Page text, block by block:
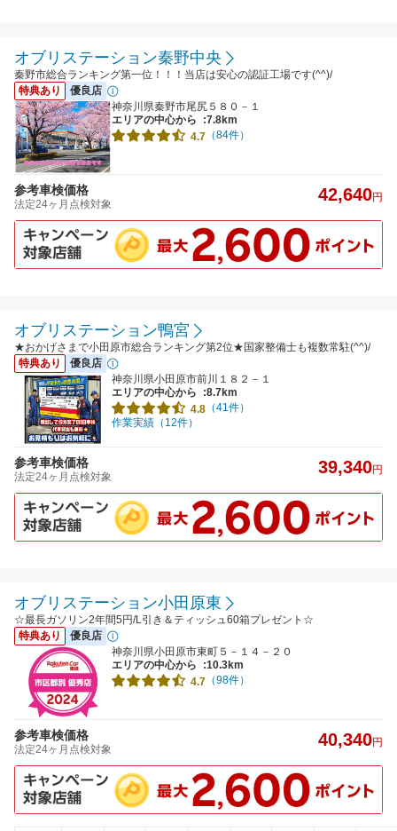
オブリステーション秦野中央
秦野市総合ランキング第一位！！！当店は安心の認証工場です(^^)/
特典あり
優良店
神奈川県秦野市尾尻５８０－１
エリアの中心から
:7.8km
4.7 （84件）
参考車検価格
法定24ヶ月点検対象 42,640円
オブリステーション鴨宮
★おかげさまで小田原市総合ランキング第2位★国家整備士も複数常駐(^^)/
特典あり
優良店
神奈川県小田原市前川１８２－１
エリアの中心から
:8.7km
4.8 （41件）
作業実績（12件）
参考車検価格
法定24ヶ月点検対象 39,340円
オブリステーション小田原東
☆最長ガソリン2年間5円/L引き＆ティッシュ60箱プレゼント☆
特典あり
優良店
神奈川県小田原市東町５－１４－２０
エリアの中心から
:10.3km
4.7 （98件）
参考車検価格
法定24ヶ月点検対象 40,340円